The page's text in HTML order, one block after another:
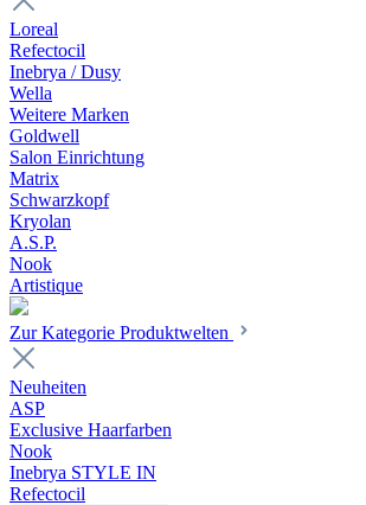
Loreal
Refectocil
Inebrya / Dusy
Wella
Weitere Marken
Goldwell
Salon Einrichtung
Matrix
Schwarzkopf
Kryolan
A.S.P.
Nook
Artistique
Zur Kategorie Produktwelten
Neuheiten
ASP
Exclusive Haarfarben
Nook
Inebrya STYLE IN
Refectocil